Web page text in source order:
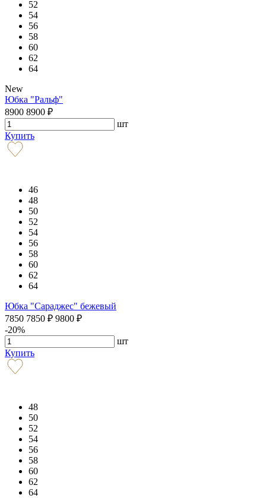
52
54
56
58
60
62
64
New
Юбка "Ральф"
8900 8900 ₽
шт
Купить
46
48
50
52
54
56
58
60
62
64
Юбка "Сараджес" бежевый
7850 7850 ₽ 9800 ₽
-20%
шт
Купить
48
50
52
54
56
58
60
62
64